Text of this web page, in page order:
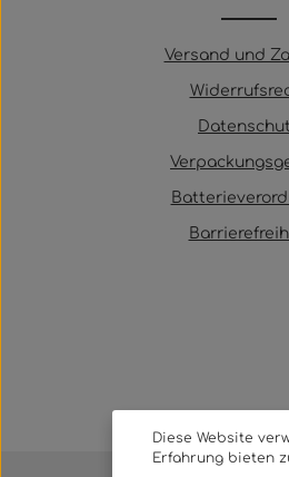
Versand und
Diese Website
Erfahrung bieten